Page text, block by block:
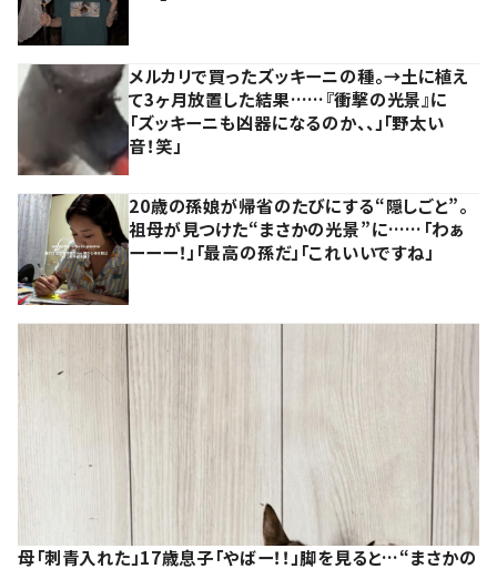
メルカリで買ったズッキーニの種。→土に植え
て3ヶ月放置した結果……『衝撃の光景』に
「ズッキーニも凶器になるのか、、」「野太い
音！笑」
20歳の孫娘が帰省のたびにする“隠しごと”。
祖母が見つけた“まさかの光景”に……「わぁ
ーーー！」「最高の孫だ」「これいいですね」
母「刺青入れた」17歳息子「やばー！！」脚を見ると…“まさかの